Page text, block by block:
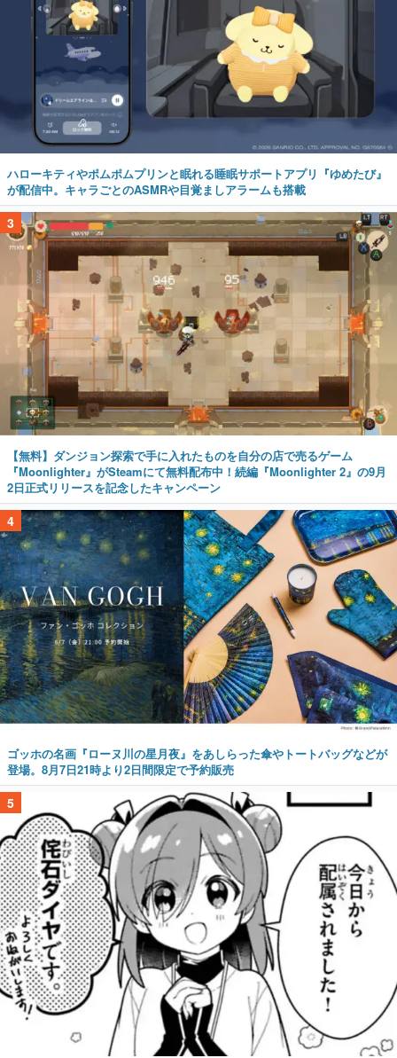
ハローキティやポムポムプリンと眠れる睡眠サポートアプリ『ゆめたび』
が配信中。キャラごとのASMRや目覚ましアラームも搭載
3
【無料】ダンジョン探索で手に入れたものを自分の店で売るゲーム
『Moonlighter』がSteamにて無料配布中！続編『Moonlighter 2』の9月
2日正式リリースを記念したキャンペーン
4
ゴッホの名画『ローヌ川の星月夜』をあしらった傘やトートバッグなどが
登場。8月7日21時より2日間限定で予約販売
5